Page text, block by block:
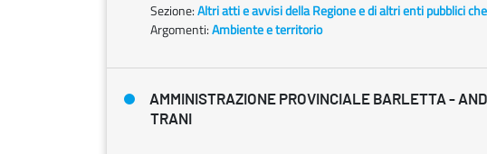
Sezione:Altri atti e avvisi della Regione e di altri enti pubblici
Argomenti:Ambiente e territorio
AMMINISTRAZIONE PROVINCIALE BARLETTA -
TRANI